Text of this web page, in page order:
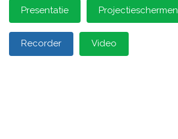
Presentatie Projectieschermen
Recorder Video